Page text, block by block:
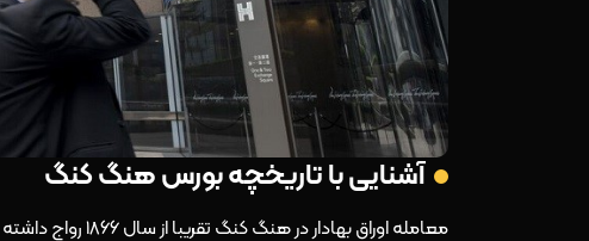
آشنایی با تاریخچه بورس هنگ کنگ